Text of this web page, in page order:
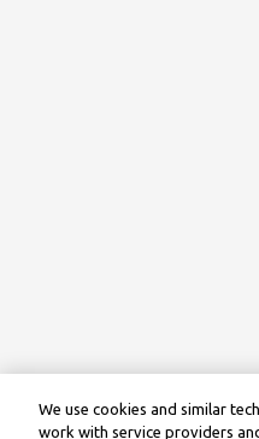
We use cookies and similar
work with service providers